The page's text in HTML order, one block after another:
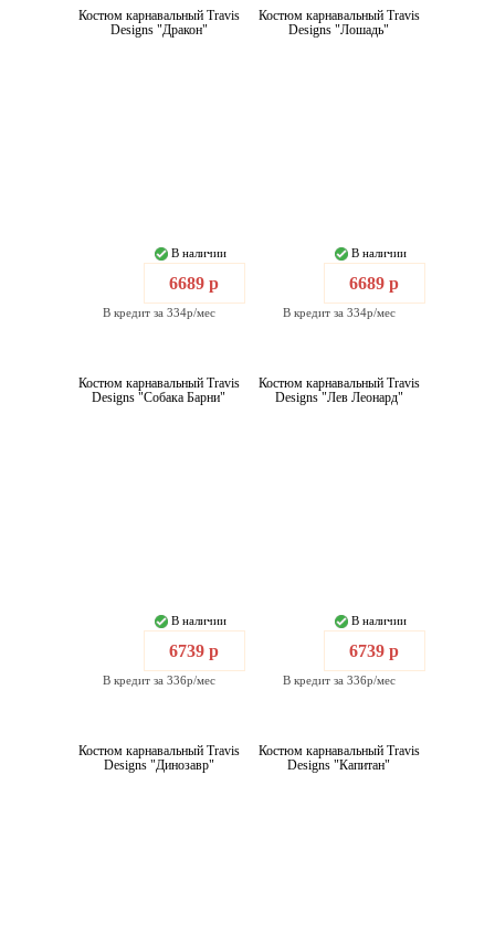
Костюм карнавальный Travis
Designs "Дракон"
В наличии
6689 р
В кредит за 334р/мес
Костюм карнавальный Travis
Designs "Лошадь"
В наличии
6689 р
В кредит за 334р/мес
Костюм карнавальный Travis
Designs "Собака Барни"
В наличии
6739 р
В кредит за 336р/мес
Костюм карнавальный Travis
Designs "Лев Леонард"
В наличии
6739 р
В кредит за 336р/мес
Костюм карнавальный Travis
Designs "Динозавр"
Костюм карнавальный Travis
Designs "Капитан"